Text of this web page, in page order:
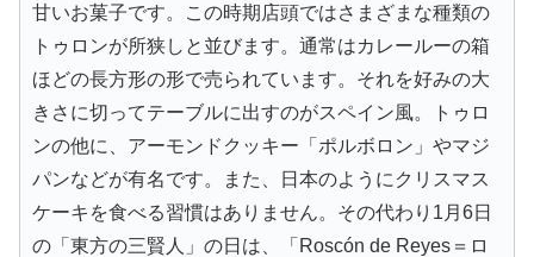
甘いお菓子です。この時期店頭ではさまざまな種類の
トゥロンが所狭しと並びます。通常はカレールーの箱
ほどの長方形の形で売られています。それを好みの大
きさに切ってテーブルに出すのがスペイン風。トゥロ
ンの他に、アーモンドクッキー「ポルボロン」やマジ
パンなどが有名です。また、日本のようにクリスマス
ケーキを食べる習慣はありません。その代わり1月6日
の「東方の三賢人」の日は、「Roscón de Reyes＝ロ